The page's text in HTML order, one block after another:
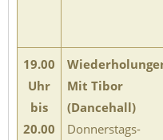
19.00
Uhr
bis
20.00
Mit Tibor
(Dancehall)
Donnerstags-